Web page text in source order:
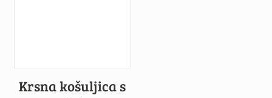
Krsna košuljica s